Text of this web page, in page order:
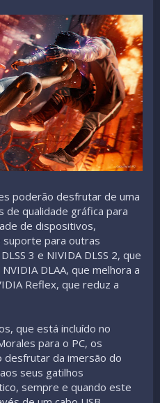
poderão desfrutar de uma
de qualidade gráfica para
de dispositivos,
para outras
3 e NIVIDA DLSS 2, que
DLAA, que melhora a
Reflex, que reduz a
que está incluído no
para o PC, os
da imersão do
seus gatilhos
sempre e quando este